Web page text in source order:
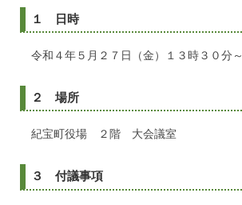
１ 日時
令和４年５月２７日（金）１３時３０分～
２ 場所
紀宝町役場 ２階 大会議室
３ 付議事項